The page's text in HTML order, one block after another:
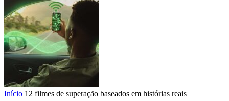
Início 12 filmes de superação baseados em histórias reais